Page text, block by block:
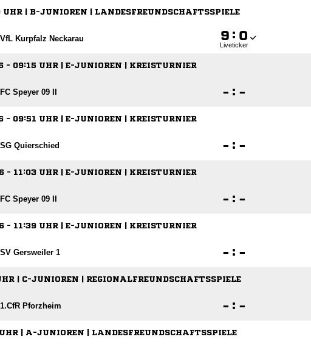
| B-JUNIOREN | LANDESFREUNDSCHAFTSSPIELE
VfL Kurpfalz Neckarau  : 
Liveticker
- 09:15 UHR | E-JUNIOREN | KREISTURNIER
FC Speyer 09 II  : 
- 09:51 UHR | E-JUNIOREN | KREISTURNIER
SG Quierschied  : 
- 11:03 UHR | E-JUNIOREN | KREISTURNIER
FC Speyer 09 II  : 
- 11:39 UHR | E-JUNIOREN | KREISTURNIER
SV Gersweiler 1  : 
| C-JUNIOREN | REGIONALFREUNDSCHAFTSSPIELE
1.CfR Pforzheim  : 
| A-JUNIOREN | LANDESFREUNDSCHAFTSSPIELE